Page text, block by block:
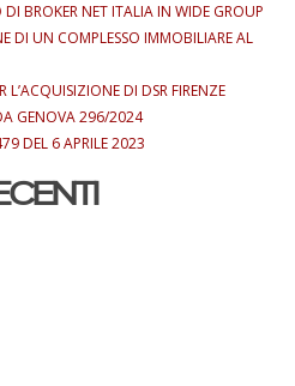
DI BROKER NET ITALIA IN WIDE GROUP
DI UN COMPLESSO IMMOBILIARE AL
L’ACQUISIZIONE DI DSR FIRENZE
GENOVA 296/2024
DEL 6 APRILE 2023